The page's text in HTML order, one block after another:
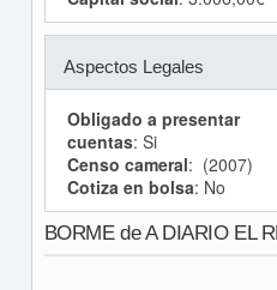
Aspectos Legales
Obligado a presentar
cuentas: Si
Censo cameral: (2007)
Cotiza en bolsa: No
BORME de A DIARIO EL